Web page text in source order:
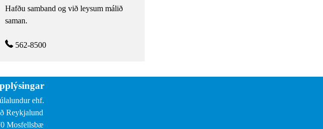
Hafðu samband og við leysum málið
saman.
562-8500
ehf.
Reykjalund
Mosfellsbæ